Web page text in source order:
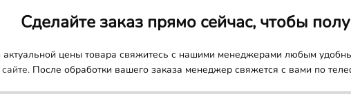
Сделайте заказ прямо сейчас, чтобы
цены товара свяжитесь с нашими менеджерами любым
После обработки вашего заказа менеджер свяжется с вами по